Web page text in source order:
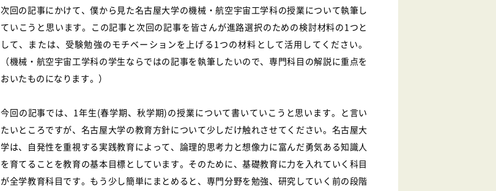
次回の記事にかけて、僕から見た名古屋大学の機械・航空宇宙工学科の授業について執筆し
ていこうと思います。この記事と次回の記事を皆さんが進路選択のための検討材料の1つと
して、または、受験勉強のモチベーションを上げる1つの材料として活用してください。
（機械・航空宇宙工学科の学生ならではの記事を執筆したいので、専門科目の解説に重点を
おいたものになります。）
今回の記事では、1年生(春学期、秋学期)の授業について書いていこうと思います。と言い
たいところですが、名古屋大学の教育方針について少しだけ触れさせてください。名古屋大
学は、自発性を重視する実践教育によって、論理的思考力と想像力に富んだ勇気ある知識人
を育てることを教育の基本目標としています。そのために、基礎教育に力を入れていく科目
が全学教育科目です。もう少し簡単にまとめると、専門分野を勉強、研究していく前の段階